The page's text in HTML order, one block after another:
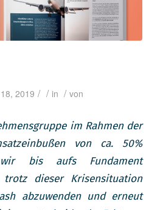
2019 / / in / von
im Rahmen der
von ca. 50%
bis aufs Fundament
trotz dieser Krisensituation
abzuwenden und erneut